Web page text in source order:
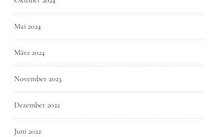
Mai 2024
März 2024
November 2023
Dezember 2022
Juni 2022